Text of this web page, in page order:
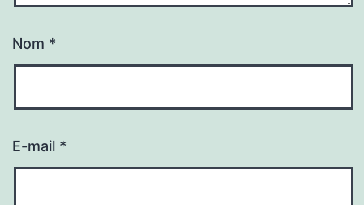
Nom *
E-mail *